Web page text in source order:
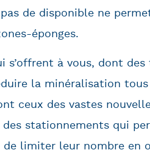
de disponible ne
éponges.
s’offrent à vous, dont des
la minéralisation
ceux des vastes
stationnements qui
de limiter leur nombre en